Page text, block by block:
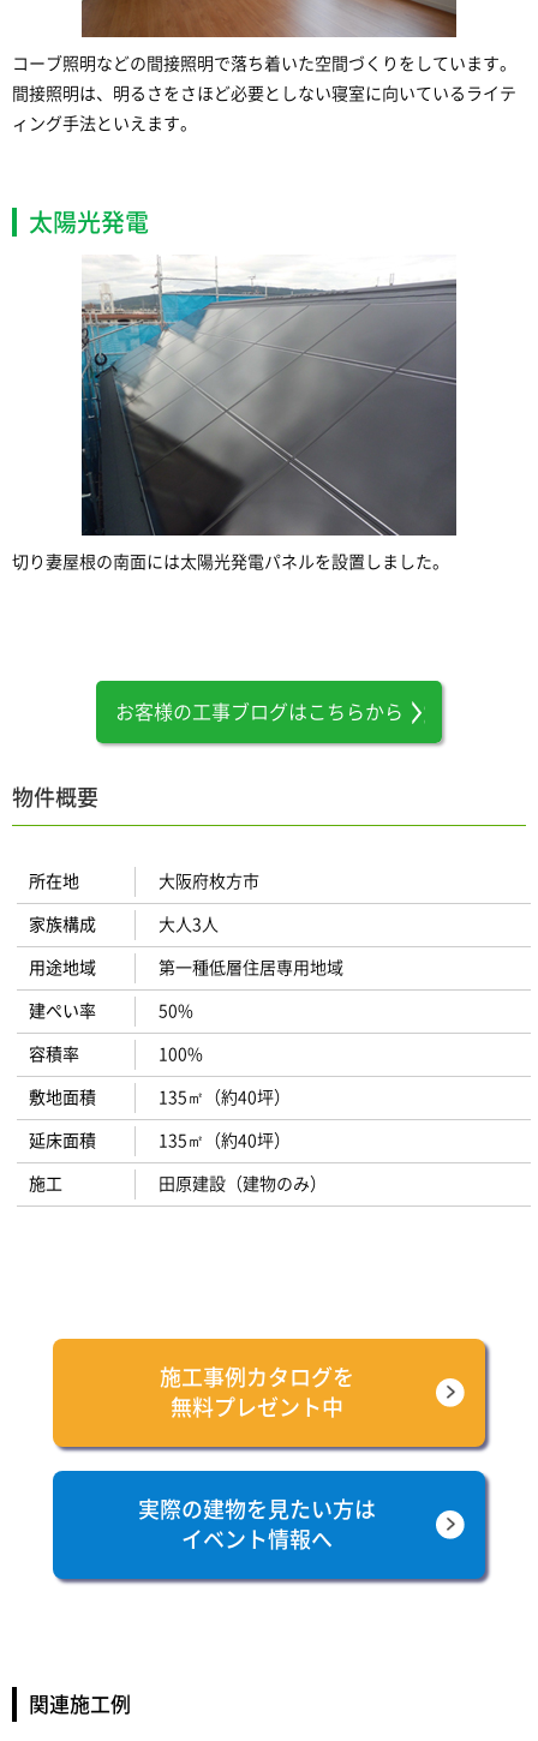
コーブ照明などの間接照明で落ち着いた空間づくりをしています。
間接照明は、明るさをさほど必要としない寝室に向いているライテ
ィング手法といえます。
太陽光発電
切り妻屋根の南面には太陽光発電パネルを設置しました。
お客様の工事ブログはこちらから
物件概要
所在地 大阪府枚方市
家族構成 大人3人
用途地域 第一種低層住居専用地域
建ぺい率 50%
容積率 100%
敷地面積 135㎡（約40坪）
延床面積 135㎡（約40坪）
施工 田原建設（建物のみ）
施工事例カタログを
無料プレゼント中
実際の建物を見たい方は
イベント情報へ
関連施工例